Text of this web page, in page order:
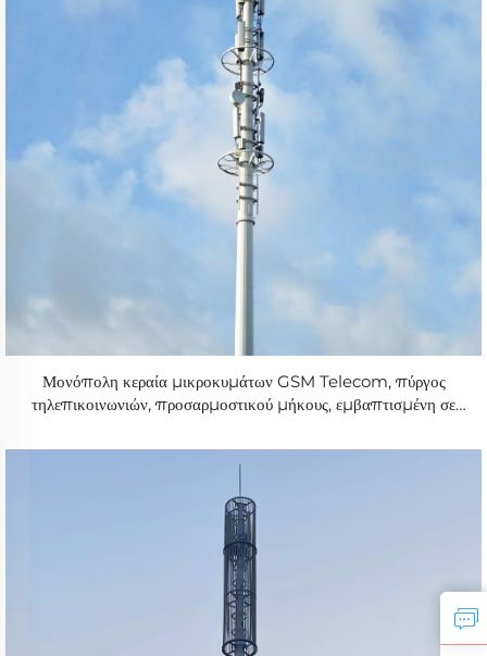
Μονόπολη κεραία μικροκυμάτων GSM Telecom, πύργος
τηλεπικοινωνιών, προσαρμοστικού μήκους, εμβαπτισμένη σε